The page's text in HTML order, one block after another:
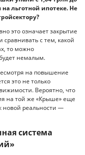
льготной ипотеке. Не
это означает закрытие
с тем, какой
то можно
немалым.
на повышение
это не только
Вероятно, что
на той же «Крыше» еще
новой реальности —
система